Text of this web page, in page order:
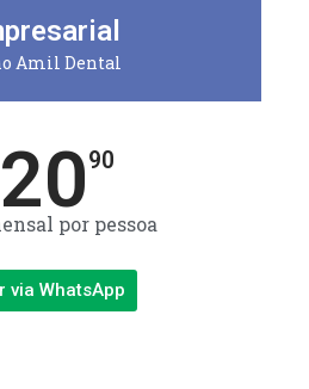
Amil Dental
2090
por pessoa
via WhatsApp